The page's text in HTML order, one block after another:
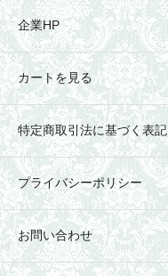
企業HP
カートを見る
特定商取引法に基づく表記
プライバシーポリシー
お問い合わせ